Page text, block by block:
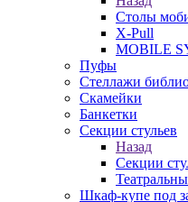
Столы
X-Pull
MOBILE
Пуфы
Стеллажи
Скамейки
Банкетки
Секции стульев
Назад
Секции
Шкаф-купе под